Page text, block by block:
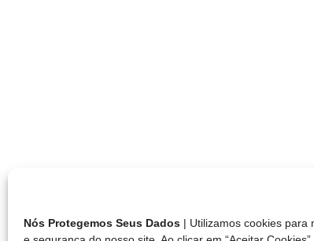
Nós Protegemos Seus Dados | Utilizamos cookies para